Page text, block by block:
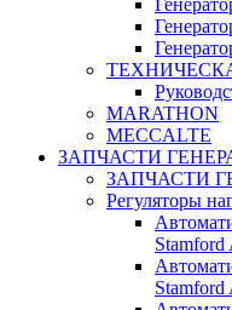
MARATHON
MECCALTE
ЗАПЧАСТИ
ЗАПЧАСТИ
Регуляторы